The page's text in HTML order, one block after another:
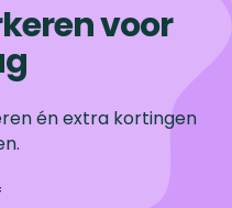
voor
én extra kortingen